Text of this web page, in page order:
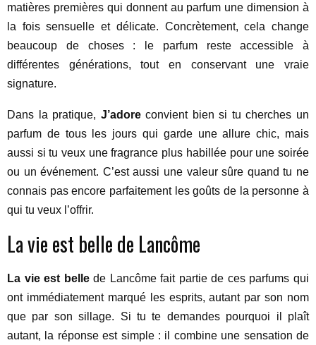
matières premières qui donnent au parfum une dimension à
la fois sensuelle et délicate. Concrètement, cela change
beaucoup de choses : le parfum reste accessible à
différentes générations, tout en conservant une vraie
signature.
Dans la pratique, J’adoreconvient bien si tu cherches un
parfum de tous les jours qui garde une allure chic, mais
aussi si tu veux une fragrance plus habillée pour une soirée
ou un événement. C’est aussi une valeur sûre quand tu ne
connais pas encore parfaitement les goûts de la personne à
qui tu veux l’offrir.
La vie est belle de Lancôme
La vie est bellede Lancôme fait partie de ces parfums qui
ont immédiatement marqué les esprits, autant par son nom
que par son sillage. Si tu te demandes pourquoi il plaît
autant, la réponse est simple : il combine une sensation de